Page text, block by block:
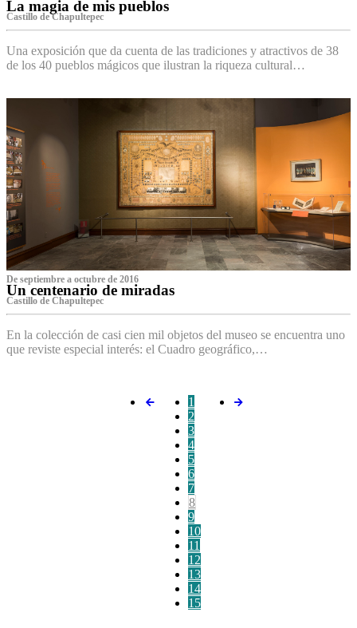
La magia de mis pueblos
Castillo de Chapultepec
Una exposición que da cuenta de las tradiciones y atractivos de 38
de los 40 pueblos mágicos que ilustran la riqueza cultural…
De septiembre a octubre de 2016
Un centenario de miradas
Castillo de Chapultepec
En la colección de casi cien mil objetos del museo se encuentra uno
que reviste especial interés: el Cuadro geográfico,…
1
2
3
4
5
6
7
8
9
10
11
12
13
14
15